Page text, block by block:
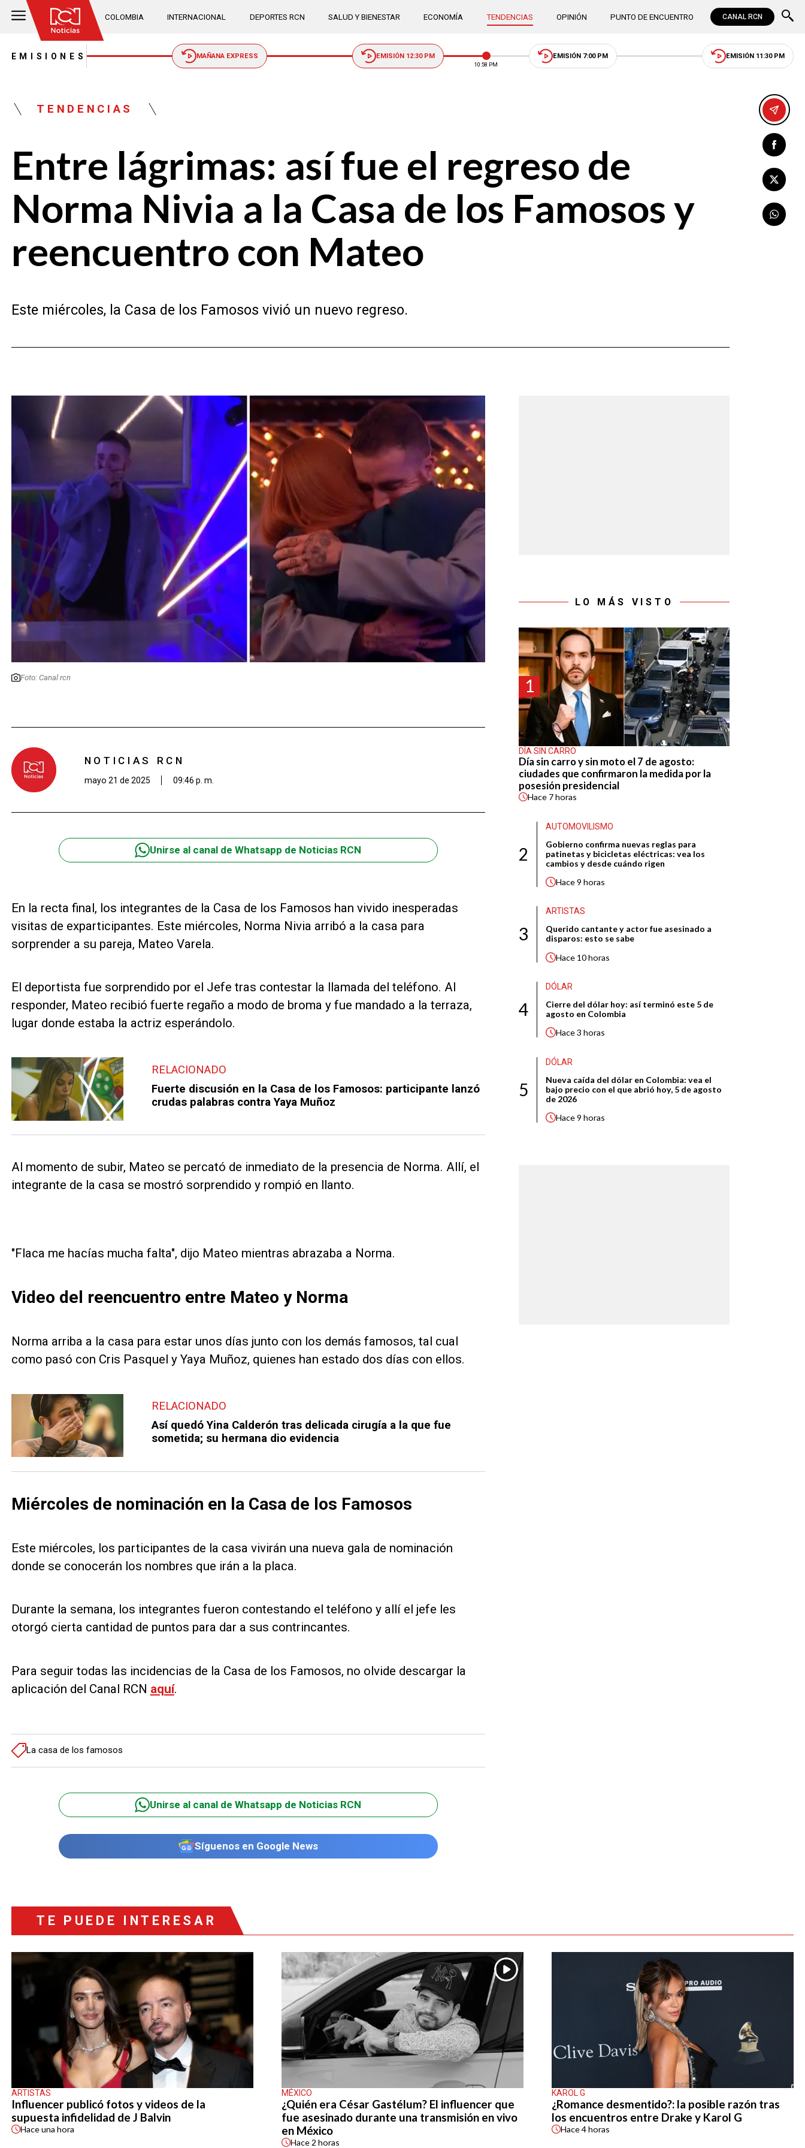
COLOMBIA INTERNACIONAL DEPORTES RCN SALUD Y BIENESTAR ECONOMÍA TENDENCIAS OPINIÓN PUNTO DE ENCUENTRO CANAL RCN
EMISIONES MAÑANA EXPRESS EMISIÓN 12:30 PM
10:58 PM
EMISIÓN 7:00 PM EMISIÓN 11:30 PM
TENDENCIAS
Entre lágrimas: así fue el regreso de
Norma Nivia a la Casa de los Famosos y
reencuentro con Mateo
Este miércoles, la Casa de los Famosos vivió un nuevo regreso.
Foto: Canal rcn
NOTICIAS RCN
mayo 21 de 2025 09:46 p. m.
Unirse al canal de Whatsapp de Noticias RCN
En la recta final, los integrantes de la Casa de los Famosos han vivido inesperadas
visitas de exparticipantes. Este miércoles, Norma Nivia arribó a la casa para
sorprender a su pareja, Mateo Varela.
El deportista fue sorprendido por el Jefe tras contestar la llamada del teléfono. Al
responder, Mateo recibió fuerte regaño a modo de broma y fue mandado a la terraza,
lugar donde estaba la actriz esperándolo.
RELACIONADO
Fuerte discusión en la Casa de los Famosos: participante lanzó
crudas palabras contra Yaya Muñoz
Al momento de subir, Mateo se percató de inmediato de la presencia de Norma. Allí, el
integrante de la casa se mostró sorprendido y rompió en llanto.
"Flaca me hacías mucha falta", dijo Mateo mientras abrazaba a Norma.
Video del reencuentro entre Mateo y Norma
Norma arriba a la casa para estar unos días junto con los demás famosos, tal cual
como pasó con Cris Pasquel y Yaya Muñoz, quienes han estado dos días con ellos.
RELACIONADO
Así quedó Yina Calderón tras delicada cirugía a la que fue
sometida; su hermana dio evidencia
Miércoles de nominación en la Casa de los Famosos
Este miércoles, los participantes de la casa vivirán una nueva gala de nominación
donde se conocerán los nombres que irán a la placa.
Durante la semana, los integrantes fueron contestando el teléfono y allí el jefe les
otorgó cierta cantidad de puntos para dar a sus contrincantes.
Para seguir todas las incidencias de la Casa de los Famosos, no olvide descargar la
aplicación del Canal RCN aquí.
La casa de los famosos
Unirse al canal de Whatsapp de Noticias RCN
Síguenos en Google News
LO MÁS VISTO
1
DÍA SIN CARRO
Día sin carro y sin moto el 7 de agosto:
ciudades que confirmaron la medida por la
posesión presidencial
Hace 7 horas
2
AUTOMOVILISMO
Gobierno confirma nuevas reglas para
patinetas y bicicletas eléctricas: vea los
cambios y desde cuándo rigen
Hace9 horas
3
ARTISTAS
Querido cantante y actor fue asesinado a
disparos: esto se sabe
Hace 10 horas
4
DÓLAR
Cierre del dólar hoy: así terminó este 5 de
agosto en Colombia
Hace3 horas
5
DÓLAR
Nueva caída del dólar en Colombia: vea el
bajo precio con el que abrió hoy, 5 de agosto
de 2026
Hace9 horas
TE PUEDE INTERESAR
ARTISTAS
Influencer publicó fotos y videos de la
supuesta infidelidad de J Balvin
Haceuna hora
MÉXICO
¿Quién era César Gastélum? El influencer que
fue asesinado durante una transmisión en vivo
en México
Hace2 horas
KAROL G
¿Romance desmentido?: la posible razón tras
los encuentros entre Drake y Karol G
Hace4 horas